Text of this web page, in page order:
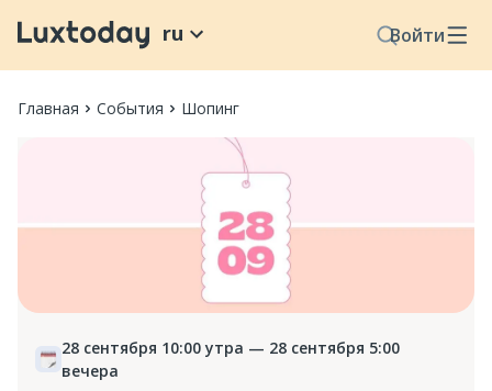
Войти
ru
Главная События Шопинг
28 сентября 10:00 утра — 28 сентября 5:00
вечера